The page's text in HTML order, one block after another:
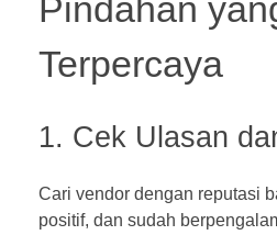
Pindahan
Terpercaya
1. Cek Ulasan
Cari vendor dengan reputasi
positif, dan sudah